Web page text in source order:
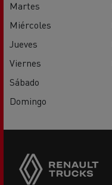
Martes
Miércoles
Jueves
Viernes
Sábado
Domingo